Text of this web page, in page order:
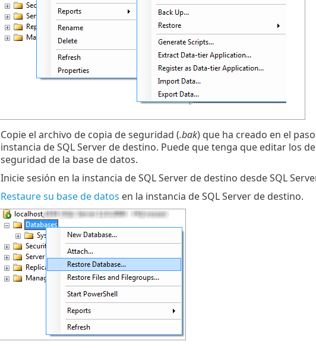
Copie el archivo de copia de seguridad (.bak) que ha creado en el
instancia de SQL Server de destino. Puede que tenga que editar los
seguridad de la base de datos.
Inicie sesión en la instancia de SQL Server de destino desde SQL
Restaure su base de datos en la instancia de SQL Server de destino.